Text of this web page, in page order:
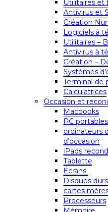
Utilitaires et
Antivirus et
Création
Logiciels à
Utilitaires –
Antivirus à
Création –
Systèmes
Terminal de
Calculatrices
Occasion et
Macbooks
PC portables
ordinateurs
d’occasion
iPads
Tablette
Écrans
Disques durs
cartes
Processeurs